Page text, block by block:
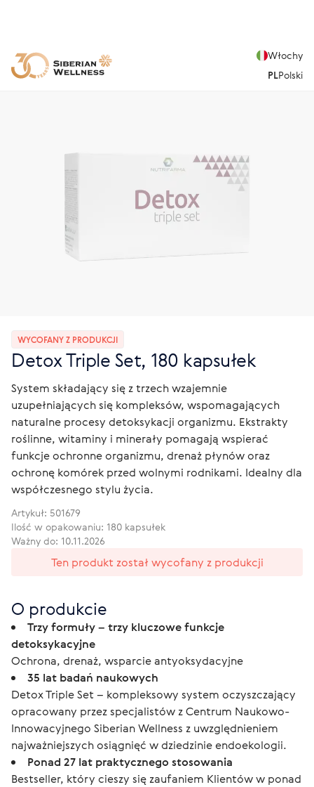
Włochy
PLPolski
WYCOFANY Z PRODUKCJI
Detox Triple Set, 180 kapsułek
System składający się z trzech wzajemnie
uzupełniających się kompleksów, wspomagających
naturalne procesy detoksykacji organizmu. Ekstrakty
roślinne, witaminy i minerały pomagają wspierać
funkcje ochronne organizmu, drenaż płynów oraz
ochronę komórek przed wolnymi rodnikami. Idealny dla
współczesnego stylu życia.
Artykuł: 501679
Ilość w opakowaniu: 180 kapsułek
Ważny do: 10.11.2026
Ten produkt został wycofany z produkcji
O produkcie
Trzy formuły – trzy kluczowe funkcje
detoksykacyjne
Ochrona, drenaż, wsparcie antyoksydacyjne
35 lat badań naukowych
Detox Triple Set – kompleksowy system oczyszczający
opracowany przez specjalistów z Centrum Naukowo-
Innowacyjnego Siberian Wellness z uwzględnieniem
najważniejszych osiągnięć w dziedzinie endoekologii.
Ponad 27 lat praktycznego stosowania
Bestseller, który cieszy się zaufaniem Klientów w ponad